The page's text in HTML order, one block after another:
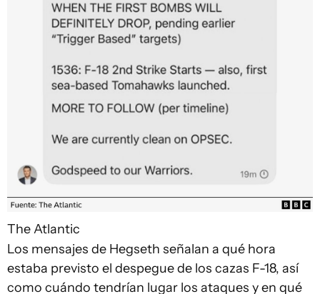
The Atlantic
Los mensajes de Hegseth señalan a qué hora
estaba previsto el despegue de los cazas F-18, así
como cuándo tendrían lugar los ataques y en qué